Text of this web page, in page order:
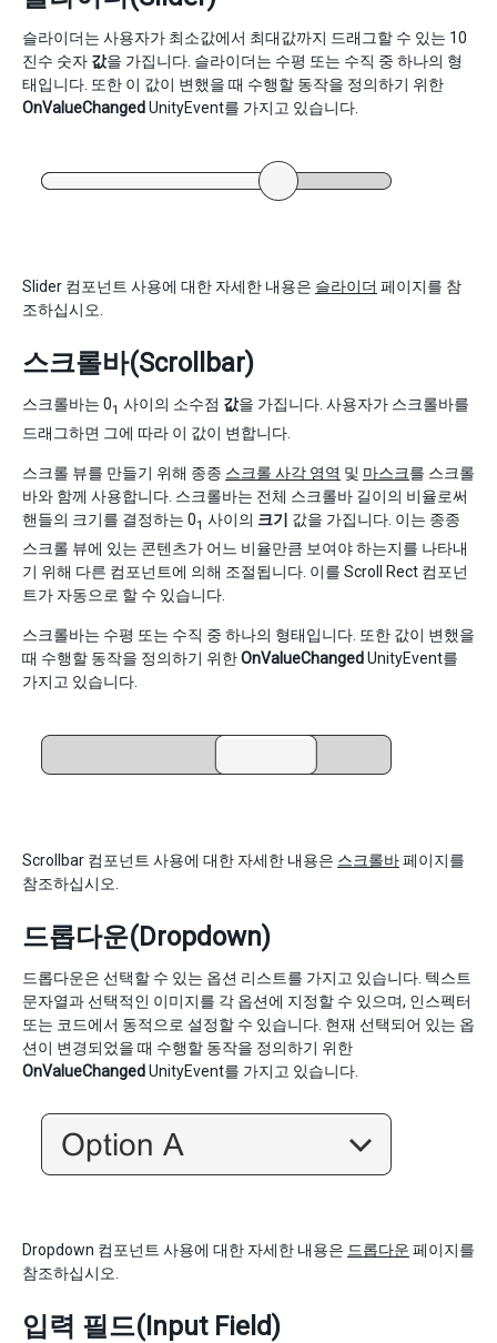
슬라이더는 사용자가 최소값에서 최대값까지 드래그할 수 있는 10
진수 숫자 값을 가집니다. 슬라이더는 수평 또는 수직 중 하나의 형
태입니다. 또한 이 값이 변했을 때 수행할 동작을 정의하기 위한
OnValueChangedUnityEvent를 가지고 있습니다.
Slider 컴포넌트 사용에 대한 자세한 내용은 슬라이더 페이지를 참
조하십시오.
스크롤바(Scrollbar)
스크롤바는 01 사이의 소수점 값을 가집니다. 사용자가 스크롤바를
드래그하면 그에 따라 이 값이 변합니다.
스크롤 뷰를 만들기 위해 종종 스크롤 사각 영역 및 마스크를 스크롤
바와 함께 사용합니다. 스크롤바는 전체 스크롤바 길이의 비율로써
핸들의 크기를 결정하는 01 사이의 크기
값을 가집니다. 이는 종종
스크롤 뷰에 있는 콘텐츠가 어느 비율만큼 보여야 하는지를 나타내
기 위해 다른 컴포넌트에 의해 조절됩니다. 이를 Scroll Rect 컴포넌
트가 자동으로 할 수 있습니다.
스크롤바는 수평 또는 수직 중 하나의 형태입니다. 또한 값이 변했을
때 수행할 동작을 정의하기 위한OnValueChangedUnityEvent를
가지고 있습니다.
Scrollbar 컴포넌트 사용에 대한 자세한 내용은 스크롤바페이지를
참조하십시오.
드롭다운(Dropdown)
드롭다운은 선택할 수 있는 옵션 리스트를 가지고 있습니다. 텍스트
문자열과 선택적인 이미지를 각 옵션에 지정할 수 있으며, 인스펙터
또는 코드에서 동적으로 설정할 수 있습니다. 현재 선택되어 있는 옵
션이 변경되었을 때 수행할 동작을 정의하기 위한
OnValueChangedUnityEvent를 가지고 있습니다.
Dropdown 컴포넌트 사용에 대한 자세한 내용은 드롭다운 페이지를
참조하십시오.
입력 필드(Input Field)